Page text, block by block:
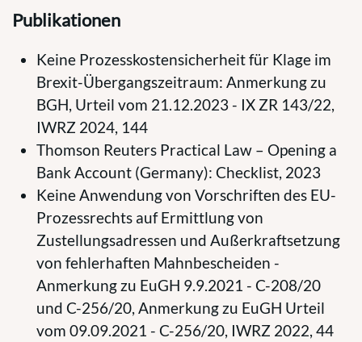
Publikationen
Keine Prozesskostensicherheit für Klage im
Brexit-Übergangszeitraum: Anmerkung zu
BGH, Urteil vom 21.12.2023 - IX ZR 143/22,
IWRZ 2024, 144
Thomson Reuters Practical Law – Opening a
Bank Account (Germany): Checklist, 2023
Keine Anwendung von Vorschriften des EU-
Prozessrechts auf Ermittlung von
Zustellungsadressen und Außerkraftsetzung
von fehlerhaften Mahnbescheiden -
Anmerkung zu EuGH 9.9.2021 - C-208/20
und C-256/20, Anmerkung zu EuGH Urteil
vom 09.09.2021 - C-256/20, IWRZ 2022, 44